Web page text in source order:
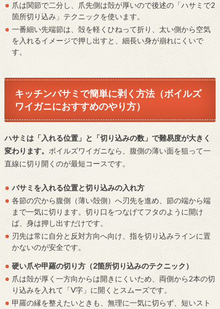
爪は関節で二分し、爪先側は殻が厚いので後述の「ハサミで2
箇所切り込み」テクニックを使います。
一番細い先端節は、殻を軽くひねって折り、太い側から空気
を入れるイメージで押し出すと、細長い身が崩れにくいで
す。
キッチンバサミで簡単に剥く方法（ボイルズ
ワイガニにおすすめのやり方）
ハサミは「入れる位置」と「切り込みの数」で難易度が大きく
変わります。 ボイルズワイガニなら、腹側の薄い面を狙って一
直線に切り開くのが最短コースです。
バサミを入れる位置と切り込みの入れ方
各節の穴から腹側（薄い殻側）へ刃先を進め、節の端から端
まで一気に切ります。切り口をつなげてフタのように開け
ば、身は押し出すだけです。
刃先は常に自分と反対方向へ向け、指を切り込みラインに置
かないのが安全です。
硬い爪や甲羅の切り方（2箇所切り込みのテクニック）
爪は殻が厚く一方向からは開きにくいため、両側から2本の切
り込みを入れて「V字」に開くとスムーズです。
甲羅の縁を整えたいときも、無理に一気に切らず、短いスト